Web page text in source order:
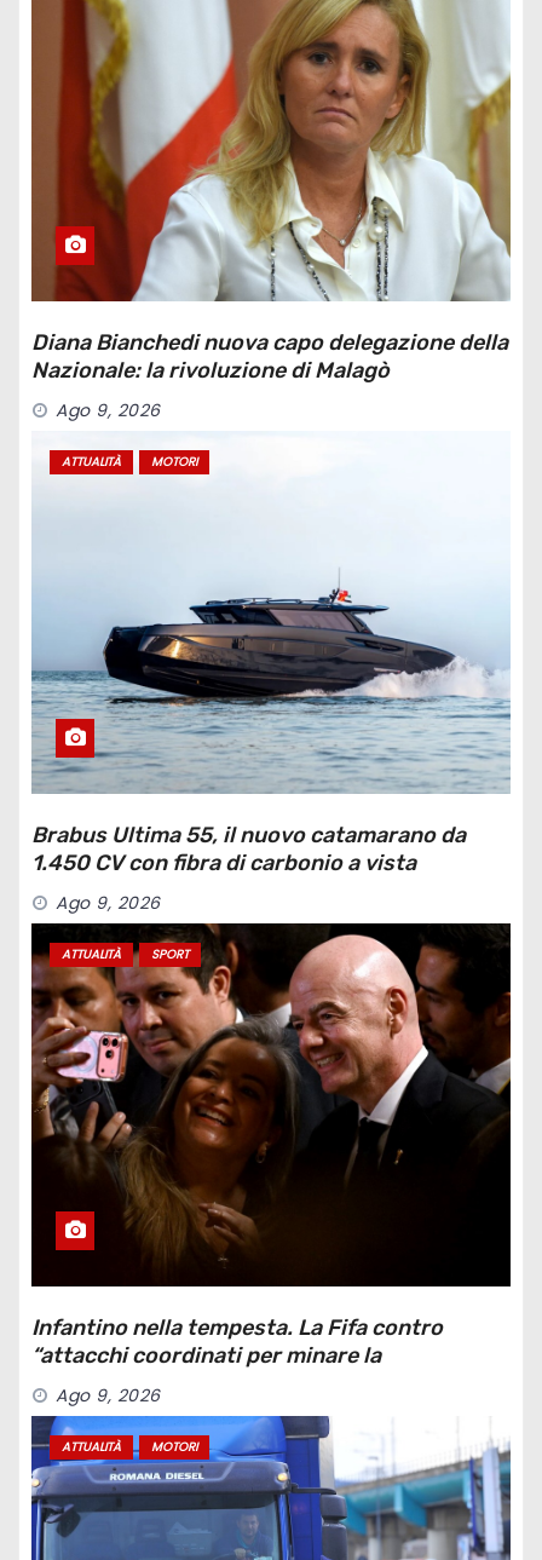
Diana Bianchedi nuova capo delegazione della
Nazionale: la rivoluzione di Malagò
Ago 9, 2026
ATTUALITÀ MOTORI
Brabus Ultima 55, il nuovo catamarano da
1.450 CV con fibra di carbonio a vista
Ago 9, 2026
ATTUALITÀ SPORT
Infantino nella tempesta. La Fifa contro
“attacchi coordinati per minare la
governance”
Ago 9, 2026
ATTUALITÀ MOTORI